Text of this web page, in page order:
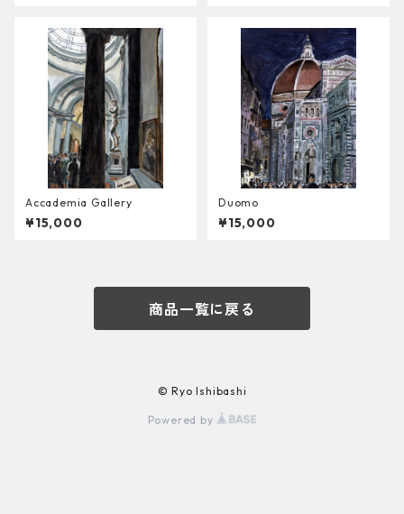
Accademia Gallery
¥15,000
Duomo
¥15,000
商品一覧に戻る
© Ryo Ishibashi
Powered by